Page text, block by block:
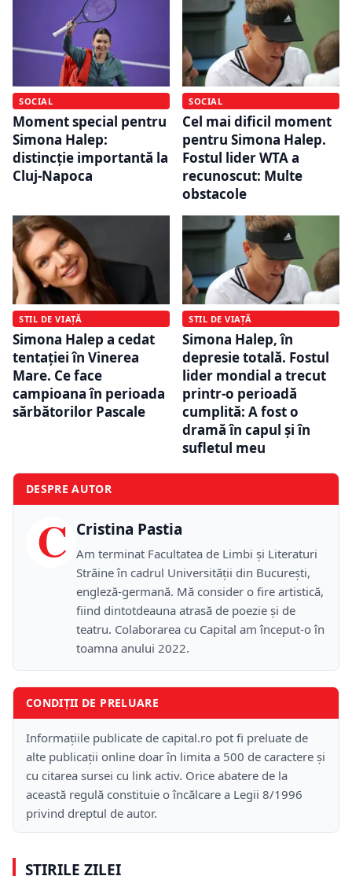
SOCIAL
Moment special pentru
Simona Halep:
distincție importantă la
Cluj-Napoca
SOCIAL
Cel mai dificil moment
pentru Simona Halep.
Fostul lider WTA a
recunoscut: Multe
obstacole
STIL DE VIAȚĂ
Simona Halep a cedat
tentației în Vinerea
Mare. Ce face
campioana în perioada
sărbătorilor Pascale
STIL DE VIAȚĂ
Simona Halep, în
depresie totală. Fostul
lider mondial a trecut
printr-o perioadă
cumplită: A fost o
dramă în capul și în
sufletul meu
DESPRE AUTOR
C Cristina Pastia
Am terminat Facultatea de Limbi și Literaturi
Străine în cadrul Universității din București,
engleză-germană. Mă consider o fire artistică,
fiind dintotdeauna atrasă de poezie și de
teatru. Colaborarea cu Capital am început-o în
toamna anului 2022.
CONDIȚII DE PRELUARE
Informațiile publicate de capital.ro pot fi preluate de
alte publicații online doar în limita a 500 de caractere și
cu citarea sursei cu link activ. Orice abatere de la
această regulă constituie o încălcare a Legii 8/1996
privind dreptul de autor.
ȘTIRILE ZILEI